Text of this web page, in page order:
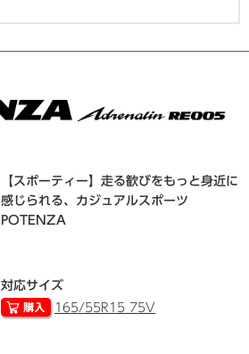
【スポーティー】走る歓びをもっと身近に
感じられる、カジュアルスポーツ
POTENZA
対応サイズ
165/55R15 75V